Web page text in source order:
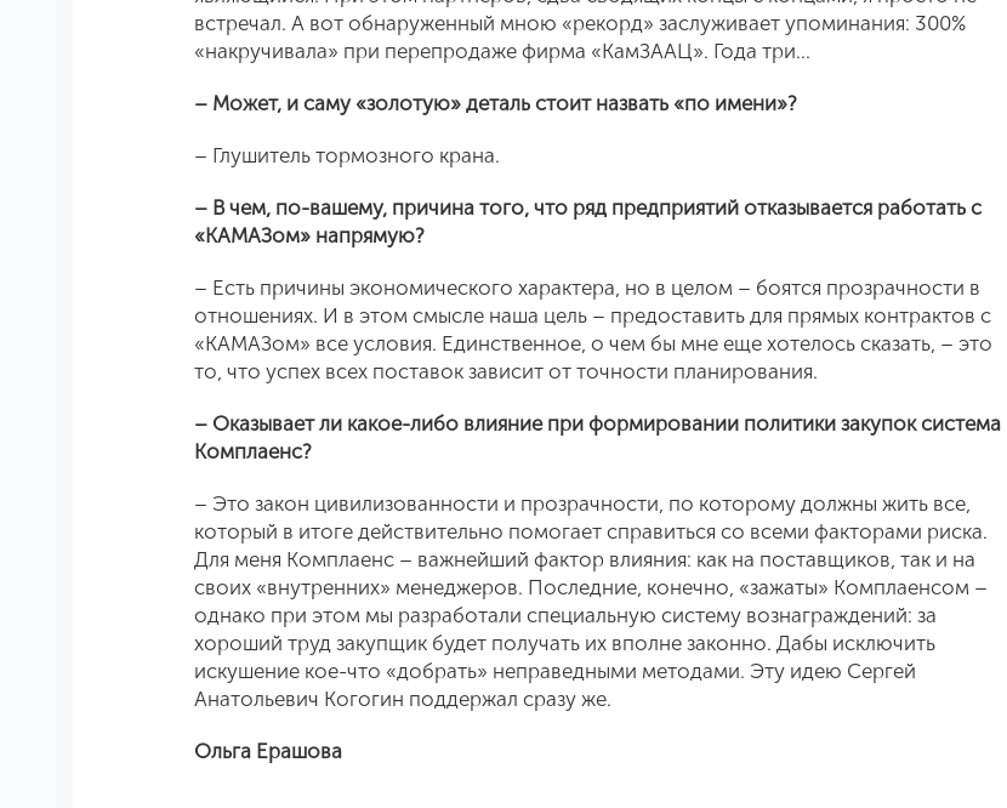
встречал. А вот обнаруженный мною «рекорд» заслуживает упоминания: 300%
«накручивала» при перепродаже фирма «КамЗААЦ». Года три...
– Может, и саму «золотую» деталь стоит назвать «по имени»?
– Глушитель тормозного крана.
– В чем, по-вашему, причина того, что ряд предприятий отказывается работать с
«КАМАЗом» напрямую?
– Есть причины экономического характера, но в целом – боятся прозрачности в
отношениях. И в этом смысле наша цель – предоставить для прямых контрактов с
«КАМАЗом» все условия. Единственное, о чем бы мне еще хотелось сказать, – это
то, что успех всех поставок зависит от точности планирования.
– Оказывает ли какое-либо влияние при формировании политики закупок система
Комплаенс?
– Это закон цивилизованности и прозрачности, по которому должны жить все,
который в итоге действительно помогает справиться со всеми факторами риска.
Для меня Комплаенс – важнейший фактор влияния: как на поставщиков, так и на
своих «внутренних» менеджеров. Последние, конечно, «зажаты» Комплаенсом –
однако при этом мы разработали специальную систему вознаграждений: за
хороший труд закупщик будет получать их вполне законно. Дабы исключить
искушение кое-что «добрать» неправедными методами. Эту идею Сергей
Анатольевич Когогин поддержал сразу же.
Ольга Ерашова